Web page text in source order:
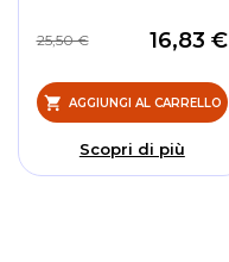
16,83 €
25,50 €
AGGIUNGI AL CARRELLO
Scopri di più